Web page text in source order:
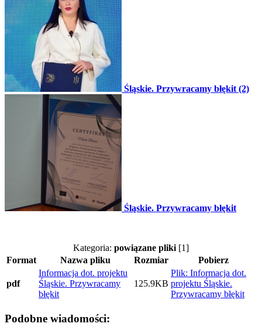
Śląskie. Przywracamy błękit (2)
Śląskie. Przywracamy błękit
Kategoria: powiązane pliki [1]
Format
Nazwa pliku Rozmiar Pobierz
pdf
Informacja dot. projektu
Śląskie. Przywracamy
błękit
125.9KB
Plik: Informacja dot.
projektu Śląskie.
Przywracamy błękit
Podobne wiadomości: